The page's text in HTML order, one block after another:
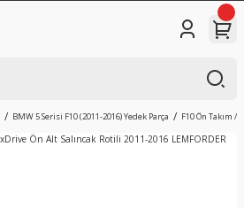
BMW 5 Serisi F10 (2011-2016) Yedek Parça F10 Ön Takım /